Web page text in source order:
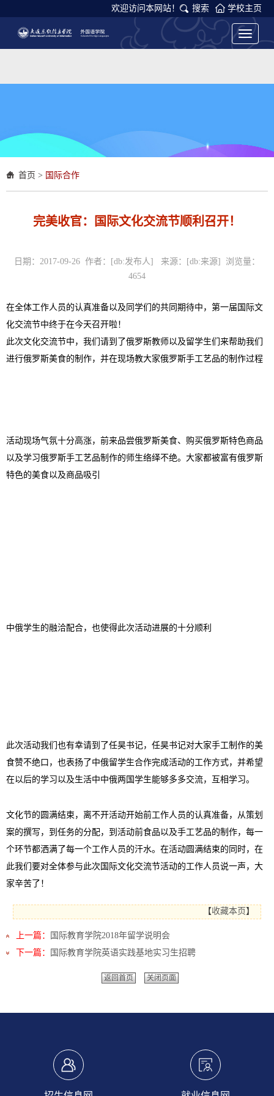
欢迎访问本网站！ 搜索 学校主页
Toggle
首页 > 国际合作
完美收官：国际文化交流节顺利召开！
日期：2017-09-26 作者：[db:发布人] 来源：[db:来源] 浏览量：
4654
在全体工作人员的认真准备以及同学们的共同期待中，第一届国际文
化交流节中终于在今天召开啦！
此次文化交流节中，我们请到了俄罗斯教师以及留学生们来帮助我们
进行俄罗斯美食的制作，并在现场教大家俄罗斯手工艺品的制作过程
活动现场气氛十分高涨，前来品尝俄罗斯美食、购买俄罗斯特色商品
以及学习俄罗斯手工艺品制作的师生络绎不绝。大家都被富有俄罗斯
特色的美食以及商品吸引
中俄学生的融洽配合，也使得此次活动进展的十分顺利
此次活动我们也有幸请到了任昊书记，任昊书记对大家手工制作的美
食赞不绝口，也表扬了中俄留学生合作完成活动的工作方式，并希望
在以后的学习以及生活中中俄两国学生能够多多交流，互相学习。
文化节的圆满结束，离不开活动开始前工作人员的认真准备，从策划
案的撰写，到任务的分配，到活动前食品以及手工艺品的制作，每一
个环节都洒满了每一个工作人员的汗水。在活动圆满结束的同时，在
此我们要对全体参与此次国际文化交流节活动的工作人员说一声，大
家辛苦了！
【收藏本页 】
上一篇：
国际教育学院2018年留学说明会
下一篇：
国际教育学院英语实践基地实习生招聘
返回首页 关闭页面